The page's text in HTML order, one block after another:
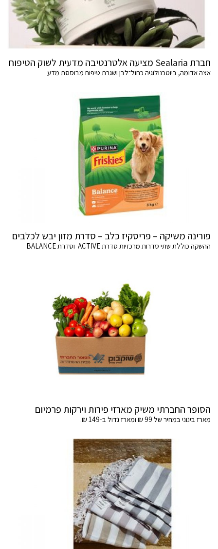
חברת Sealaria מציעה אלטרנטיבה מדעית לשוק הטיפוח
אצה אדומה, ביוטכנולוגיה כחול־לבן ושגרת טיפוח מבוססת מדע
פורינה משיקה – פריסקיז כלב – סדרת מזון יבש לכלבים
ההשקה כוללת שתי סדרות מרכזיות סדרת ACTIVE וסדרת BALANCE
הסופר החברתי משיק מארזי פירות וירקות פרמיום
מארז בינוני במחיר של 99 ₪ ומארז גדול ב-149 ₪.